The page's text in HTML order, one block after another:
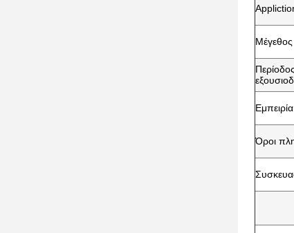
Μέγεθος
Περίοδος
Εμπειρία
Όροι